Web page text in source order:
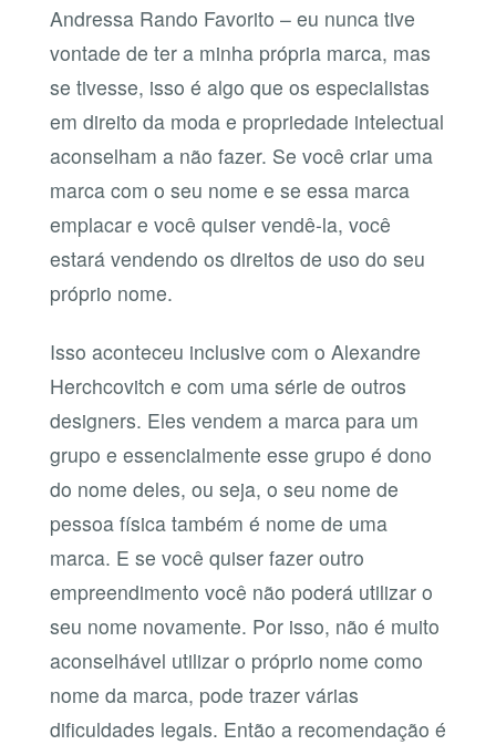
Andressa Rando Favorito – eu nunca tive
vontade de ter a minha própria marca, mas
se tivesse, isso é algo que os especialistas
em direito da moda e propriedade intelectual
aconselham a não fazer. Se você criar uma
marca com o seu nome e se essa marca
emplacar e você quiser vendê-la, você
estará vendendo os direitos de uso do seu
próprio nome.
Isso aconteceu inclusive com o Alexandre
Herchcovitch e com uma série de outros
designers. Eles vendem a marca para um
grupo e essencialmente esse grupo é dono
do nome deles, ou seja, o seu nome de
pessoa física também é nome de uma
marca. E se você quiser fazer outro
empreendimento você não poderá utilizar o
seu nome novamente. Por isso, não é muito
aconselhável utilizar o próprio nome como
nome da marca, pode trazer várias
dificuldades legais. Então a recomendação é